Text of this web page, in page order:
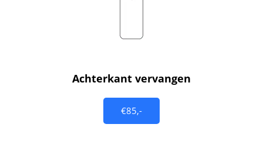
Achterkant vervangen
€85,-